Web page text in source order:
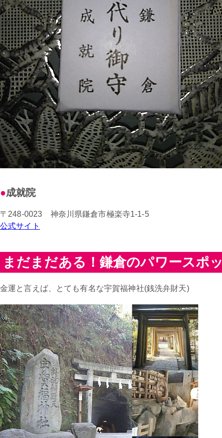
成就院
〒248-0023 神奈川県鎌倉市極楽寺1-1-5
公式サイト
まだまだある！鎌倉のパワースポ
金運と言えば、とても有名な宇賀福神社(銭洗弁財天)